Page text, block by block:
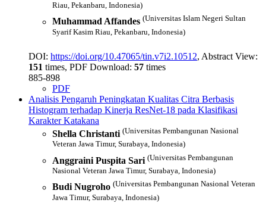
Riau, Pekanbaru, Indonesia)
Muhammad Affandes (Universitas Islam Negeri Sultan
Syarif Kasim Riau, Pekanbaru, Indonesia)
DOI: https://doi.org/10.47065/tin.v7i2.10512, Abstract View:
151 times, PDF Download: 57 times
885-898
PDF
Analisis Pengaruh Peningkatan Kualitas Citra Berbasis
Histogram terhadap Kinerja ResNet-18 pada Klasifikasi
Karakter Katakana
Shella Christanti (Universitas Pembangunan Nasional
Veteran Jawa Timur, Surabaya, Indonesia)
Anggraini Puspita Sari (Universitas Pembangunan
Nasional Veteran Jawa Timur, Surabaya, Indonesia)
Budi Nugroho (Universitas Pembangunan Nasional Veteran
Jawa Timur, Surabaya, Indonesia)